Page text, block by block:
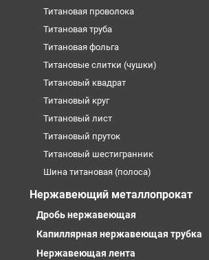
Титановая проволока
Титановая труба
Титановая фольга
Титановые слитки (чушки)
Титановый квадрат
Титановый круг
Титановый лист
Титановый пруток
Титановый шестигранник
Шина титановая (полоса)
Нержавеющий металлопрокат
Дробь нержавеющая
Капиллярная нержавеющая трубка
Нержавеющая лента